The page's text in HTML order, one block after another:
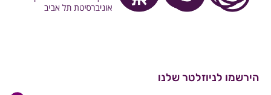
הירשמו לניוזלטר שלנו